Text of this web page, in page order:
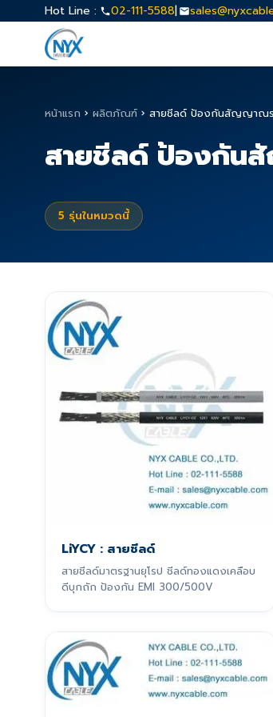
Hot Line : 02-111-5588|
หน้าแรก › ผลิตภัณฑ์ › สายชีลด์ ป้องกันสัญญาณ
สายชีลด์ ป้องกัน
5 รุ่นในหมวดนี้
LiYCY : สายชีลด์
สายชีลด์มาตรฐานยุโรป ชีลด์ทองแดงเคลือบ
ดีบุกถัก ป้องกัน EMI 300/500V